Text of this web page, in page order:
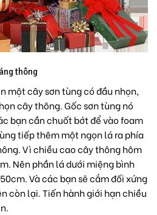
thông
một cây sơn tùng có đầu nhọn,
cây thông. Gốc sơn tùng nó
bạn cần chuốt bớt để vào foam
tiếp thêm một ngọn lá ra phía
Vì chiều cao cây thông hôm
Nên phần lá dưới miệng bình
Và các bạn sẽ cắm đối xứng
còn lại. Tiến hành giới hạn chiều